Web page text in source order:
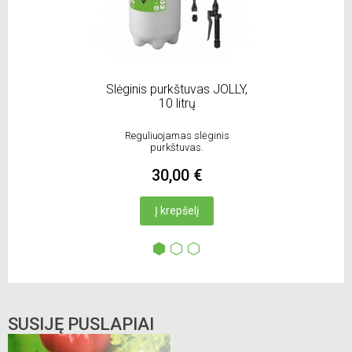
Slėginis purkštuvas JOLLY,
10 litrų
Reguliuojamas slėginis
purkštuvas.
30,00 €
Į krepšelį
SUSIJĘ PUSLAPIAI